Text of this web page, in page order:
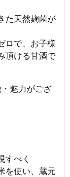
た天然麹菌が
ロで、お子様
頂ける甘酒で
魅力がござ
すべく
を使い、蔵元